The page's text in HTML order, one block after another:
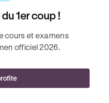
1er coup !
cours et examens
officiel 2026.